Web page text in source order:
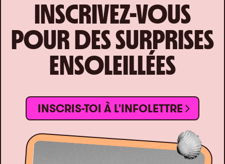
INSCRIVEZ-VOUS
POUR DES SURPRISES
ENSOLEILLÉES
INSCRIS-TOI À L'INFOLETTRE